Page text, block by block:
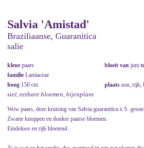
Salvia 'Amistad'
Braziliaanse, Guaranitica
salie
kleur paars bloeit van juni
familie Lamiaceae
hoog 150 cm plaats zon, rijk,
sier, eetbare bloemen, bijenplant
Wow paars, deze kruising van Salvia guaranitica x S.
Zwarte knoppen en donker paarse bloemen.
Eindeloos en rijk bloeiend.